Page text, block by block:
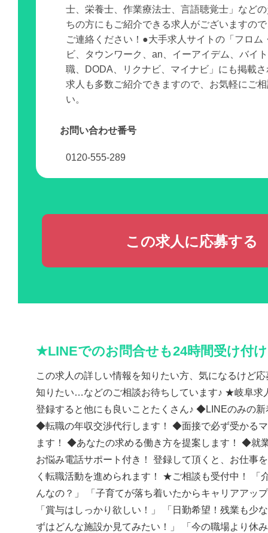
士、栄養士、作業療法士、言語聴覚士」など
ちの方にもご紹介できる求人がございますの
ご連絡ください！●大手求人サイトの「フロム
ビ、タウンワーク、an、イーアイデム、バイ
職、DODA、リクナビ、マイナビ」にも掲載
求人も多数ご紹介できますので、お気軽にご
い。
お問い合わせ番号
0120-555-289
この求人に応募する
★LINEでのお問合せも24時間受け付
この求人の詳しい情報を知りたい方、気になるけど
知りたい…などのご相談お待ちしています♪ ★岐阜求
登録すると他にも良いことたくさん♪ ◆LINEのみの
◆転職の年収交渉代行します！ ◆面接で必ず受かる
ます！ ◆あなたの求める働き方を提案します！ ◆就
お悩み電話サポート付き！ 登録して頂くと、お仕事
く転職活動を進められます！ ★ご相談も受付中！ 「
んなの？」 「子育てが落ち着いたからキャリアアッ
「賞与はしっかり欲しい！」 「日勤希望！残業も少
ずはどんな施設か見てみたい！」 「今の職場より休